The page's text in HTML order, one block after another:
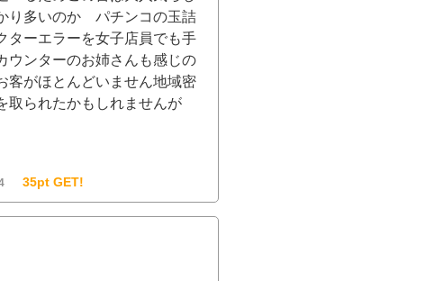
り多いのか パチンコの玉詰
ーエラーを女子店員でも手
ウンターのお姉さんも感じの
がほとんどいません地域密
取られたかもしれませんが
35pt GET!